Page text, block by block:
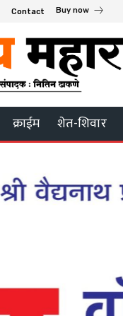
Contact Buy now
क्राईम शेत-शिवार